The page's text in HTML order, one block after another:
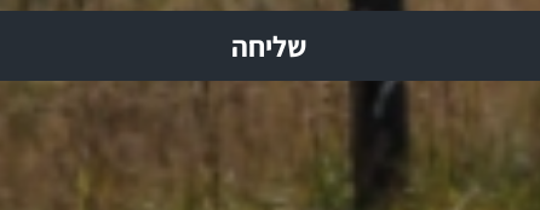
שליחה